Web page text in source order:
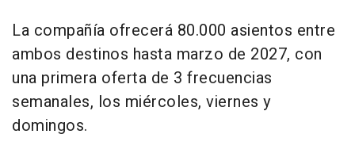
La compañía ofrecerá 80.000 asientos entre
ambos destinos hasta marzo de 2027, con
una primera oferta de 3 frecuencias
semanales, los miércoles, viernes y
domingos.